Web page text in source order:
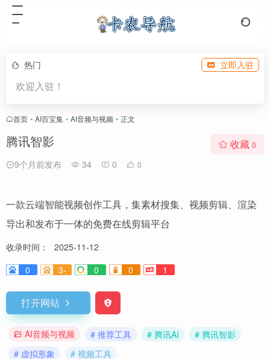
热门 立即入驻
欢迎入驻！
首页 • AI百宝集 • AI音频与视频 • 正文
腾讯智影
9个月前发布 34 0 0
收藏 0
一款云端智能视频创作工具，集素材搜集、视频剪辑、渲染
导出和发布于一体的免费在线剪辑平台
收录时间：
2025-11-12
0
3- 0 0 1
打开网站
AI音频与视频 # 推荐工具 # 腾讯AI
# 腾讯智影
# 虚拟形象
# 视频工具